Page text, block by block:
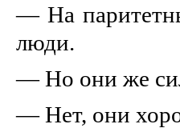
— На
люди.
— Но они же
— Нет, они